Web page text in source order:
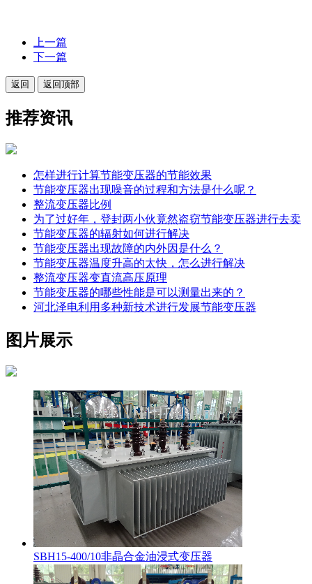
上一篇
下一篇
返回 返回顶部
推荐资讯
怎样进行计算节能变压器的节能效果
节能变压器出现噪音的过程和方法是什么呢？
整流变压器比例
为了过好年，登封两小伙竟然盗窃节能变压器进行去卖
节能变压器的辐射如何进行解决
节能变压器出现故障的内外因是什么？
节能变压器温度升高的太快，怎么进行解决
整流变压器变直流高压原理
节能变压器的哪些性能是可以测量出来的？
河北泽电利用多种新技术进行发展节能变压器
图片展示
SBH15-400/10非晶合金油浸式变压器